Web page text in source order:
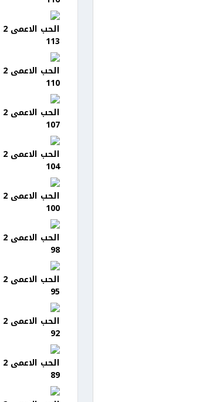
113
110
107
104
100
98
95
92
89